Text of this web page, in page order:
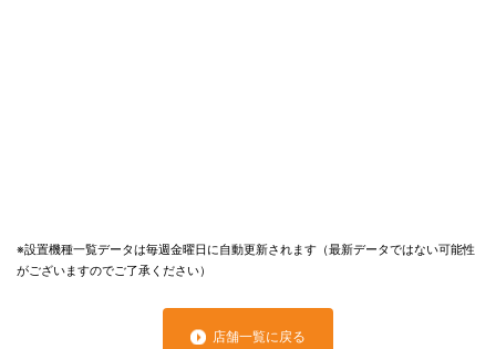
※設置機種一覧データは毎週金曜日に自動更新されます（最新データではない可能性
がございますのでご了承ください）
店舗一覧に戻る